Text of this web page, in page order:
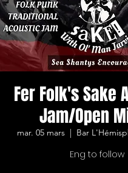
Fer Folk's Sake
Jam/Open
mar. 05 mars Bar
Eng to follow